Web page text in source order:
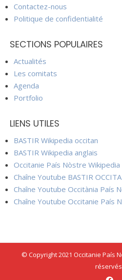
Contactez-nous
Politique de confidentialité
SECTIONS POPULAIRES
Actualités
Les comitats
Agenda
Portfolio
LIENS UTILES
BASTIR Wikipedia occitan
BASTIR Wikipedia anglais
Occitanie País Nòstre Wikipedia
Chaîne Youtube BASTIR
Chaîne Youtube Occitània País
Chaîne Youtube Occitanie País
© Copyright 2021 Occitanie País